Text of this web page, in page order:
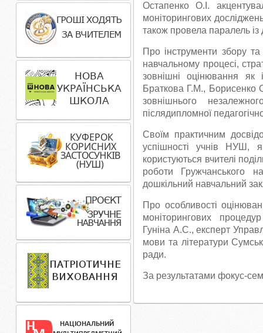
Остапенко О.І.
моніторингових
також провела паралель із
Про інструменти збору
навчальному процесі,
зовнішні оцінювання
Браткова Г.М., Борисенко
зовнішнього
післядипломної
Своїм практичним
успішності учнів НУШ,
користуються вчителі
роботи Гружчанського
дошкільний навчальний
Про особливості
моніторингових
Гуніна А.С., експерт
мови та літератури
ради.
За результатами фокус-